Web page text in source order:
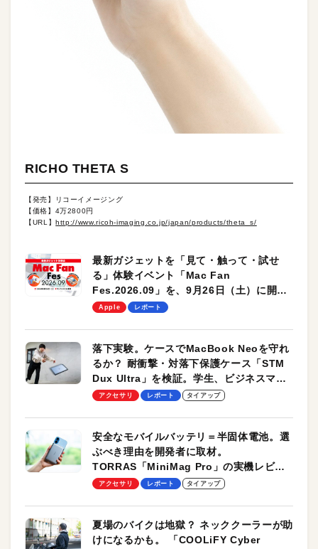
RICHO THETA S
【発売】リコーイメージング
【価格】4万2800円
【URL】 http://www.ricoh-imaging.co.jp/japan/products/theta_s/
最新ガジェットを「見て・触って・試せ
る」体験イベント「Mac Fan
Fes.2026.09」を、9月26日（土）に開催
します！
Apple レポート
落下実験。ケースでMacBook Neoを守れ
るか？ 耐衝撃・対落下保護ケース「STM
Dux Ultra」を検証。学生、ビジネスマン
のモバイルユースに最適！
アクセサリ レポート タイアップ
安全なモバイルバッテリ＝半固体電池。選
ぶべき理由を開発者に取材。
TORRAS「MiniMag Pro」の実機レビュ
ーも
アクセサリ レポート タイアップ
夏場のバイクは地獄？ ネッククーラーが助
けになるかも。 「COOLiFY Cyber